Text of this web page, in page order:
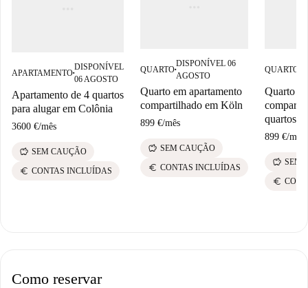
APARTAMENTO■
DISPONÍVEL
06 AGOSTO
Apartamento de 4 quartos
para alugar em Colônia
3600 €/mês
savings SEM CAUÇÃO
euro CONTAS INCLUÍDAS
QUARTO■
DISPONÍVEL 06
AGOSTO
Quarto em apartamento
compartilhado em Köln
899 €/mês
savings SEM CAUÇÃO
euro CONTAS INCLUÍDAS
QUARTO
Quarto
quartos,
899 €/mês
savings SEM
euro
Como reservar